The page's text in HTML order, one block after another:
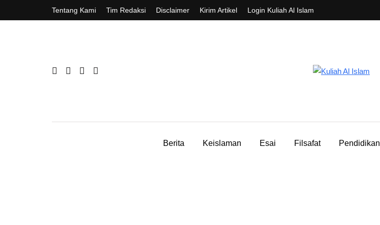
Tentang Kami Tim Redaksi Disclaimer Kirim Artikel Login Kuliah Al Islam
Berita Keislaman Esai Filsafat Pendidikan